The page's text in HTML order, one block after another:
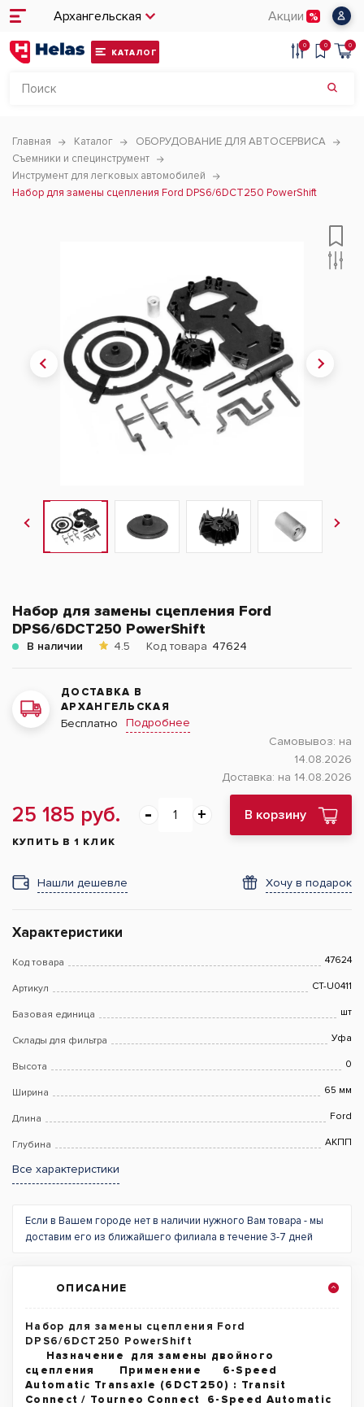
Архангельская Акции
КАТАЛОГ
0 0 0
Главная Каталог
ОБОРУДОВАНИЕ ДЛЯ АВТОСЕРВИСА
Съемники и специнструмент
Инструмент для легковых автомобилей
Набор для замены сцепления Ford DPS6/6DCT250 PowerShift
Набор для замены сцепления Ford
DPS6/6DCT250 PowerShift
В наличии 4.5 Код товара 47624
ДОСТАВКА В
АРХАНГЕЛЬСКАЯ
Бесплатно
Подробнее
Самовывоз: на
14.08.2026
Доставка: на 14.08.2026
25 185 руб. В корзину
КУПИТЬ В 1 КЛИК
Нашли дешевле Хочу в подарок
Характеристики
Код товара 47624
Артикул CT-U0411
Базовая единица шт
Склады для фильтра Уфа
Высота 0
Ширина 65 мм
Длина Ford
Глубина АКПП
Все характеристики
Если в Вашем городе нет в наличии нужного Вам товара - мы
доставим его из ближайшего филиала в течение 3-7 дней
ОПИСАНИЕ
Набор для замены сцепления Ford
DPS6/6DCT250 PowerShift
Назначение для замены двойного
сцепления Применение 6-Speed
Automatic Transaxle (6DCT250) : Transit
Connect / Tourneo Connect 6-Speed Automatic